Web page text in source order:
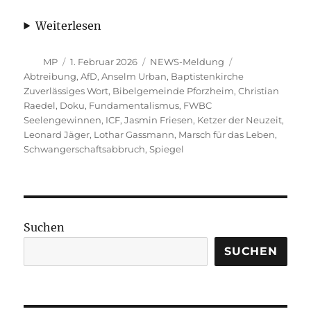
Weiterlesen
Autor
MP
Veröffentlicht
am
1. Februar 2026 Kategorien
NEWS-Meldung
Abtreibung,AfD,Anselm Urban, Baptistenkirche
Zuverlässiges Wort, Bibelgemeinde Pforzheim,Christian
Raedel, Doku, Fundamentalismus, FWBC
Seelengewinnen, ICF,Jasmin Friesen, Ketzer der Neuzeit,
Leonard Jäger, Lothar Gassmann, Marsch für das Leben,
Schwangerschaftsabbruch,Spiegel
Suchen
SUCHEN